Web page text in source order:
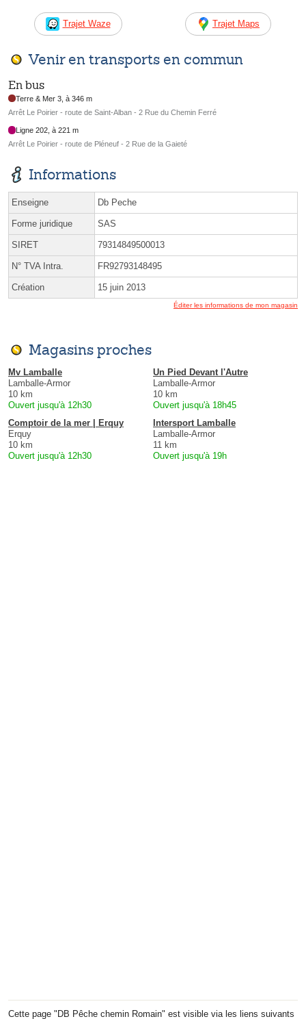
Trajet Waze Trajet Maps
Venir en transports en commun
En bus
Terre & Mer 3, à 346 m
Arrêt Le Poirier - route de Saint-Alban - 2 Rue du Chemin Ferré
Ligne 202, à 221 m
Arrêt Le Poirier - route de Pléneuf - 2 Rue de la Gaieté
Informations
Enseigne Db Peche
Forme juridique SAS
SIRET 79314849500013
N° TVA Intra. FR92793148495
Création 15 juin 2013
Éditer les informations de mon magasin
Magasins proches
Mv Lamballe
Lamballe-Armor
10 km
Ouvert jusqu'à 12h30
Un Pied Devant l'Autre
Lamballe-Armor
10 km
Ouvert jusqu'à 18h45
Comptoir de la mer | Erquy
Erquy
10 km
Ouvert jusqu'à 12h30
Intersport Lamballe
Lamballe-Armor
11 km
Ouvert jusqu'à 19h
Cette page "DB Pêche chemin Romain" est visible via les liens suivants